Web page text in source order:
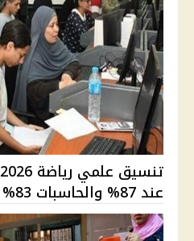
عند 87% والحاسبات 83% وأماكن بال...